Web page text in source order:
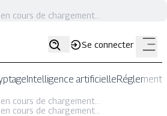
cours de chargement...
Se connecter
Intelligence artificielle
cours de chargement...
cours de chargement...